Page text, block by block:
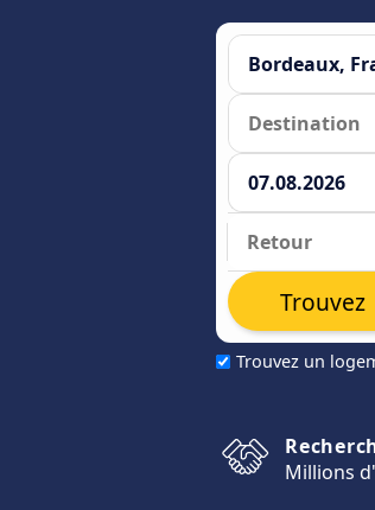
Trouvez un
Trouvez
Millions